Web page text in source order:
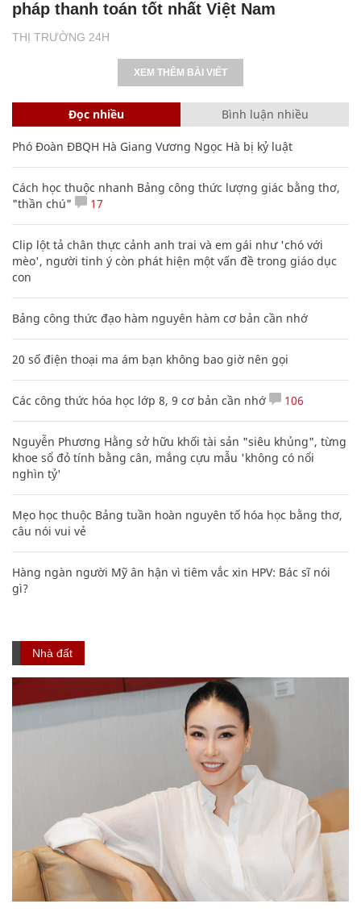
THỊ TRƯỜNG 24H
pháp thanh toán tốt nhất Việt Nam
XEM THÊM BÀI VIẾT
Đọc nhiều Bình luận nhiều
Phó Đoàn ĐBQH Hà Giang Vương Ngọc Hà bị kỷ luật
Cách học thuộc nhanh Bảng công thức lượng giác bằng thơ,
"thần chú"
17
Clip lột tả chân thực cảnh anh trai và em gái như 'chó với
mèo', người tinh ý còn phát hiện một vấn đề trong giáo dục
con
Bảng công thức đạo hàm nguyên hàm cơ bản cần nhớ
20 số điện thoại ma ám bạn không bao giờ nên gọi
Các công thức hóa học lớp 8, 9 cơ bản cần nhớ 106
Nguyễn Phương Hằng sở hữu khối tài sản "siêu khủng", từng
khoe sổ đỏ tính bằng cân, mắng cựu mẫu 'không có nổi
nghìn tỷ'
Mẹo học thuộc Bảng tuần hoàn nguyên tố hóa học bằng thơ,
câu nói vui vẻ
Hàng ngàn người Mỹ ân hận vì tiêm vắc xin HPV: Bác sĩ nói
gì?
Nhà đất